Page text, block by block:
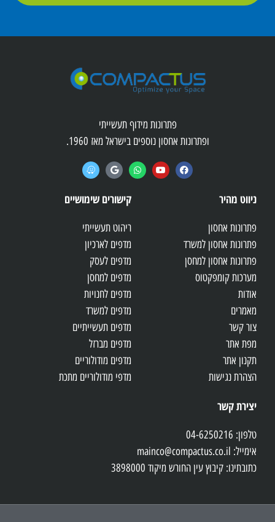
פתרונות מידוף תעשייתי
ופתרונות אחסון נוספים בישראל מאז 1960.
ניווט מהיר
פתרונות אחסון
פתרונות אחסון למשרד
פתרונות אחסון למחסן
מערכות קומפקטוס
אודות
מאמרים
צור קשר
מפת אתר
תקנון אתר
הצהרת נגישות
קישורים שימושיים
ריהוט תעשייתי
מדפים לארכיון
מדפים לעסק
מדפים למחסן
מדפים לחנויות
מדפים למשרד
מדפים תעשייתיים
מדפים מברזל
מדפים מודולוריים
מדפי מודולוריים מתכת
יצירת קשר
טלפון: 04-6250216
אימייל: mainco@compactus.co.il
כתובתינו: קיבוץ עין החורש מיקוד 3898000